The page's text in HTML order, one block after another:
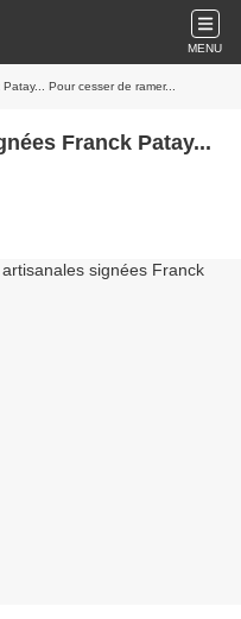
MENU
Pour cesser de ramer...
Franck Patay...